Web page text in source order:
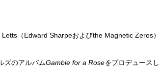
（Edward Sharpeおよびthe Magnetic Zeros）
ズのアルバムGamble for a Roseをプロデュースし